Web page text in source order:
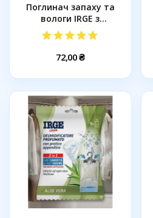
Поглинач запаху та
вологи IRGE з
підвіскою...
72,00 ₴